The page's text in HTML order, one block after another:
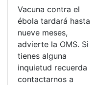
Vacuna contra el
ébola tardará hasta
nueve meses,
advierte la OMS. Si
tienes alguna
inquietud recuerda
contactarnos a